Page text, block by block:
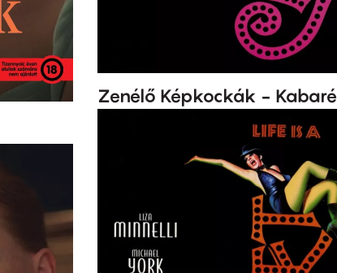
Zenélő Képkockák - Kabaré